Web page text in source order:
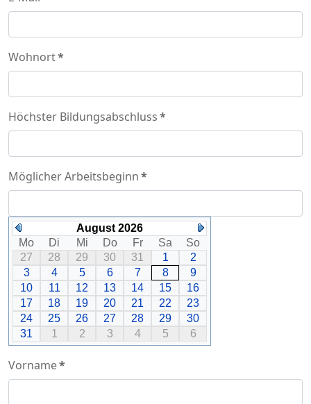
Wohnort*
Höchster Bildungsabschluss*
Möglicher Arbeitsbeginn*
August 2026
Mo
Di Mi Do Fr Sa
So
27
28 29 30 31 1
2
3
4 5 6 7 8
9
10
11 12 13 14 15
16
17
18 19 20 21 22
23
24
25 26 27 28 29
30
31
1 2 3 4 5 6
Vorname*